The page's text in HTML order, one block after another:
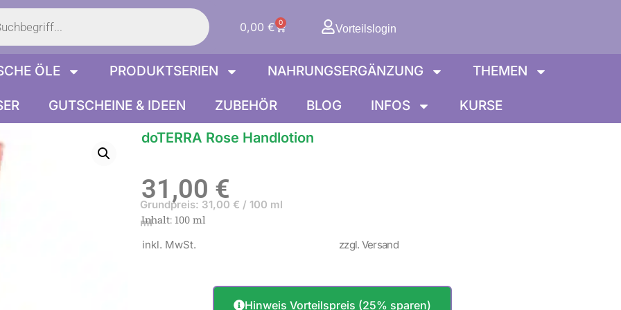
0,00 € 0
Warenkorb Vorteilslogin
ÖLE PRODUKTSERIEN NAHRUNGSERGÄNZUNG THEMEN
GUTSCHEINE & IDEEN ZUBEHÖR BLOG INFOS KURSE
doTERRA Rose Handlotion
31,00 €
Inhalt: 100 ml
inkl. MwSt.
zzgl. Versand
Grundpreis: 31,00 € / 100 ml
ml
Hinweis Vorteilspreis (25% sparen)